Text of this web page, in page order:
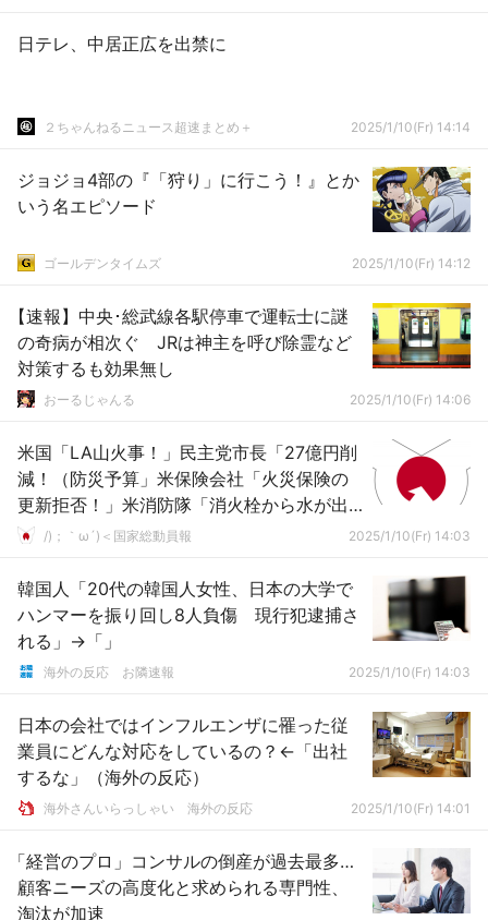
日テレ、中居正広を出禁に
２ちゃんねるニュース超速まとめ＋ 2025/1/10(Fr) 14:14
ジョジョ4部の『「狩り」に行こう！』とか
いう名エピソード
ゴールデンタイムズ 2025/1/10(Fr) 14:12
【速報】中央･総武線各駅停車で運転士に謎
の奇病が相次ぐ JRは神主を呼び除霊など
対策するも効果無し
おーるじゃんる 2025/1/10(Fr) 14:06
米国「LA山火事！」民主党市長「27億円削
減！（防災予算」米保険会社「火災保険の
更新拒否！」米消防隊「消火栓から水が出
ない！」ロサンゼルス「20兆円損失！」→
/)；｀ω´)＜国家総動員報 2025/1/10(Fr) 14:03
韓国人「20代の韓国人女性、日本の大学で
ハンマーを振り回し8人負傷 現行犯逮捕さ
れる」→「」
海外の反応 お隣速報 2025/1/10(Fr) 14:03
日本の会社ではインフルエンザに罹った従
業員にどんな対応をしているの？←「出社
するな」（海外の反応）
海外さんいらっしゃい 海外の反応 2025/1/10(Fr) 14:01
「経営のプロ」コンサルの倒産が過去最多…
顧客ニーズの高度化と求められる専門性、
淘汰が加速